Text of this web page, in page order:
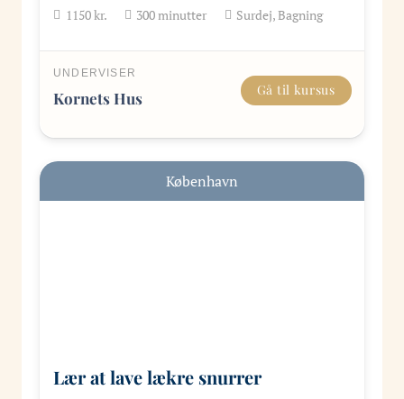
1150kr. 300minutter Surdej, Bagning
UNDERVISER
Kornets Hus Gå til kursus
København
Lær at lave lækre snurrer